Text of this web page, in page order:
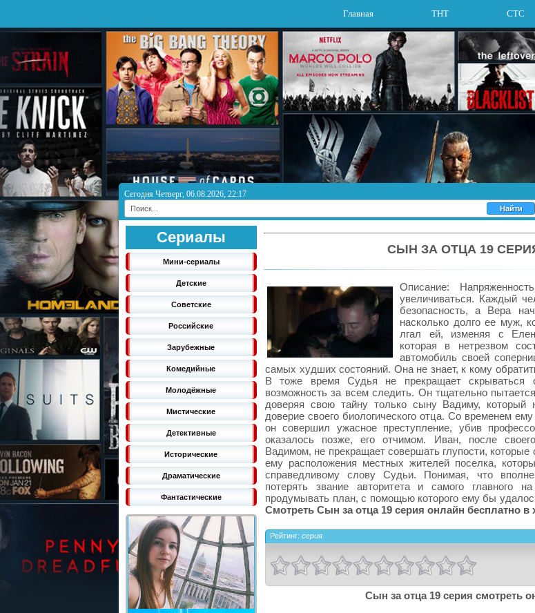
Главная ТНТ СТС
Сегодня Четверг, 06.08.2026, 22:17
Сериалы
Мини-сериалы
Детские
Советские
Российские
Зарубежные
Комедийные
Молодёжные
Мистические
Детективные
Исторические
Драматические
Фантастические
СЫН ЗА ОТЦА 19
Описание:
увеличиваться. Каждый
безопасность, а Вера
насколько долго ее муж,
лгал ей, изменяя с
которая в нетрезвом
автомобиль своей
самых худших состояний. Она не знает, к кому
В тоже время Судья не прекращает скрываться
возможность за всем следить. Он тщательно
доверяя свою тайну только сыну Вадиму, который
доверие своего биологического отца. Со временем
он совершил ужасное преступление, убив
оказалось позже, его отчимом. Иван, после
Вадимом, не прекращает совершать глупости,
ему расположения местных жителей поселка,
справедливому слову Судьи. Понимая, что
потерять звание авторитета и самого главного
продумывать план, с помощью которого ему бы
Смотреть Сын за отца 19 серия онлайн бесплатно в
Рейтинг: серия
Сын за отца 19 серия смотреть